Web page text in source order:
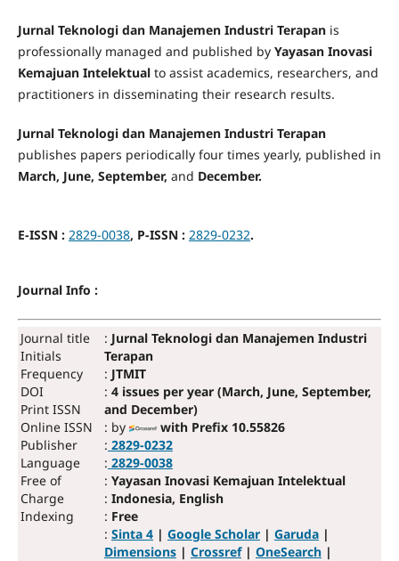
Jurnal Teknologi dan Manajemen Industri Terapan is
professionally managed and published by Yayasan Inovasi
Kemajuan Intelektualto assist academics, researchers, and
practitioners in disseminating their research results.
Jurnal Teknologi dan Manajemen Industri Terapan
publishes papers periodically four times yearly, published in
March, June, September, and December.
E-ISSN : 2829-0038, P-ISSN : 2829-0232.
Journal Info :
Journal title
Initials
Frequency
DOI
Print ISSN
Online ISSN
Publisher
Language
Free of
Charge
Indexing
: Jurnal Teknologi dan Manajemen Industri
Terapan
: JTMIT
: 4 issues per year (March, June, September,
and December)
: by
with Prefix 10.55826
: 2829-0232
: 2829-0038
: Yayasan Inovasi Kemajuan Intelektual
: Indonesia, English
: Free
: Sinta 4| Google Scholar| Garuda|
Dimensions| Crossref | OneSearch|